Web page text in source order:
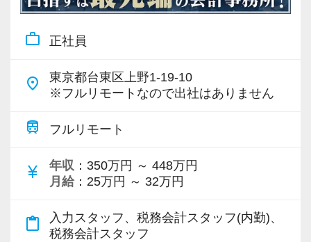
work_outline 正社員
place
東京都台東区上野1-19-10
※フルリモートなので出社はありません
train フルリモート
currency_yen 年収 ：350万円 ～ 448万円
月給 ：25万円 ～ 32万円
content_paste
入力スタッフ、税務会計スタッフ(内勤)、
税務会計スタッフ